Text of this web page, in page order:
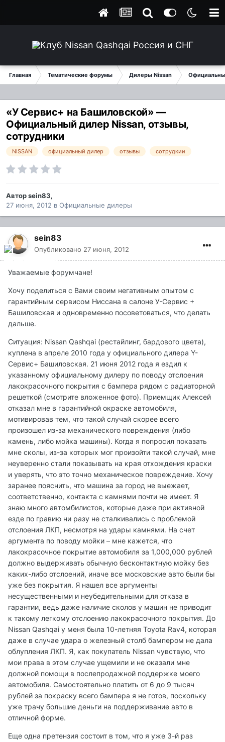
Главная Тематические форумы Дилеры Nissan
«У Сервис+ на Башиловской» —
Официальный дилер Nissan, отзывы,
сотрудники
NISSAN официальный дилер отзывы сотрудкии
Авторsein83,
27 июня, 2012 в Официальные дилеры
sein83
Опубликовано 27 июня, 2012
Уважаемые форумчане!
Хочу поделиться с Вами своим негативным опытом с
гарантийным сервисом Ниссана в салоне У-Сервис +
Башиловская и одновременно посоветоваться, что делать
дальше.
Ситуация: Nissan Qashqai (рестайлинг, бардового цвета),
куплена в апреле 2010 года у официального дилера Y-
Сервис+ Башиловская. 21 июня 2012 года я ездил к
указанному официальному дилеру по поводу отслоения
лакокрасочного покрытия с бампера рядом с радиаторной
решеткой (смотрите вложенное фото). Приемщик Алексей
отказал мне в гарантийной окраске автомобиля,
мотивировав тем, что такой случай скорее всего
произошел из-за механического повреждения (либо
камень, либо мойка машины). Когда я попросил показать
мне сколы, из-за которых мог произойти такой случай, мне
неуверенно стали показывать на края отхождения краски
и уверять, что это точно механическое повреждение. Хочу
заранее пояснить, что машина за город не выежает,
соответственно, контакта с камнями почти не имеет. Я
знаю много автомбилистов, которые даже при активной
езде по гравию ни разу не сталкивались с проблемой
отслоения ЛКП, несмотря на удары камнями. На счет
аргумента по поводу мойки – мне кажется, что
лакокрасочное покрытие автомобиля за 1,000,000 рублей
должно выдерживать обычную бесконтактную мойку без
каких-либо отслоений, иначе все московские авто были бы
уже без покрытия. Я нашел все аргументы
несущественными и неубедительными для отказа в
гарантии, ведь даже наличие сколов у машин не приводит
к такому легкому отслоению лакокрасочного покрытия. До
Nissan Qashqai у меня была 10-летняя Toyota Rav4, которая
даже в случае удара о железный столб бампером не дала
облупления ЛКП. Я, как покупатель Nissan чувствую, что
мои права в этом случае ущемили и не оказали мне
должной помощи в послепродажной поддержке моего
автомобиля. Самостоятельно платить от 6 до 9 тысяч
рублей за покраску всего бампера я не готов, поскольку
уже трачу большие деньги на поддерживание авто в
отличной форме.
Еще одна претензия состоит в том, что я уже 3-й раз